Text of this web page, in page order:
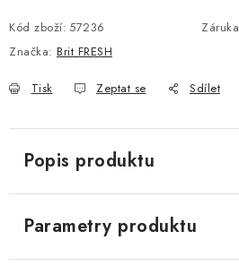
Kód zboží: 57236 Záruka
Značka: Brit FRESH
Tisk Zeptat se Sdílet
Popis produktu
Parametry produktu